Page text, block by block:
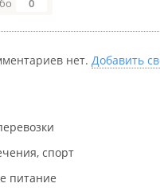
0
нет. Добавить
спорт
питание